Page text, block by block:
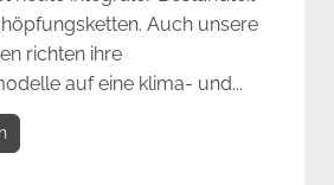
Auch unsere
richten ihre
auf eine klima- und...